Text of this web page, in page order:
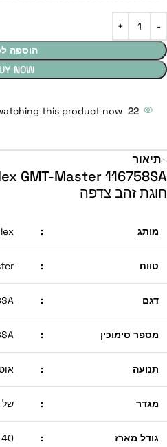
הוספה
NOW
22
this product now!
תיאור
חוגת זהב צדפה
מותג :
טווח :
דגם :
מספר סימוכין :
תנועה :
מגדר :
גודל מארז : 40 מ"מ